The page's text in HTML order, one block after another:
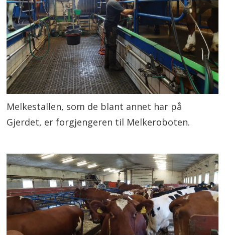
Melkestallen, som de blant annet har på
Gjerdet, er forgjengeren til Melkeroboten.